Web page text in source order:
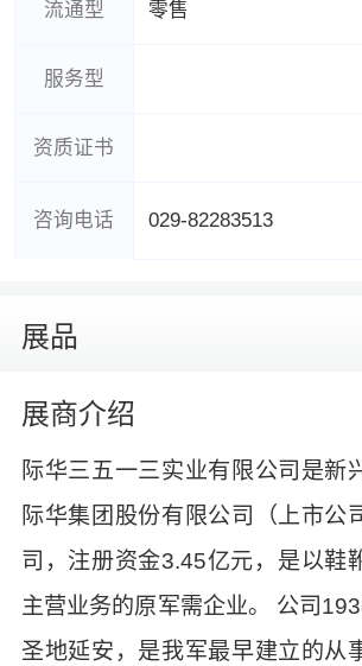
流通型 零售
服务型
资质证书
咨询电话 029-82283513
展品
展商介绍
际华三五一三实业有限公司是新
际华集团股份有限公司（上市公
司，注册资金3.45亿元，是以鞋
主营业务的原军需企业。 公司
圣地延安，是我军最早建立的从